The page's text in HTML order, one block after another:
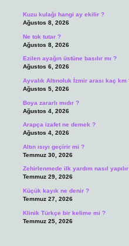
Kuzu kulağı hangi ay ekilir ?
Ağustos 8, 2026
Ne tok tutar ?
Ağustos 8, 2026
Ezilen ayağın üstüne basılır mı ?
Ağustos 6, 2026
Ayvalık Altınoluk İzmir arası kaç km
Ağustos 5, 2026
Boya zararlı mıdır ?
Ağustos 4, 2026
Arapça izafet ne demek ?
Ağustos 4, 2026
Altın ısıyı geçirir mi ?
Temmuz 30, 2026
Zehirlenmede ilk yardım nasıl
Temmuz 29, 2026
Küçük kayık ne denir ?
Temmuz 27, 2026
Klinik Türkçe bir kelime mi ?
Temmuz 25, 2026